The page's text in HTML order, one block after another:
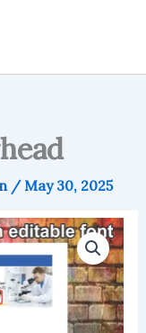
/ May 30, 2025